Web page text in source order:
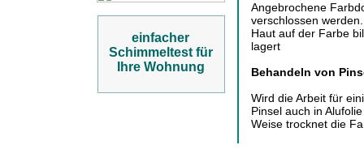
einfacher
Schimmeltest für
Ihre Wohnung
Angebrochene
verschlossen
Haut auf der Farbe
lagert
Behandeln von
Wird die Arbeit für
Pinsel auch in
Weise trocknet die